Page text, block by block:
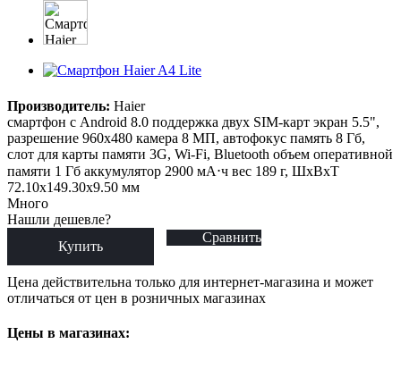
Производитель: Haier
смартфон с Android 8.0 поддержка двух SIM-карт экран 5.5",
разрешение 960x480 камера 8 МП, автофокус память 8 Гб,
слот для карты памяти 3G, Wi-Fi, Bluetooth объем оперативной
памяти 1 Гб аккумулятор 2900 мА⋅ч вес 189 г, ШxВxТ
72.10x149.30x9.50 мм
Много
Нашли дешевле?
Купить
Сравнить
Цена действительна только для интернет-магазина и может
отличаться от цен в розничных магазинах
Цены в магазинах: